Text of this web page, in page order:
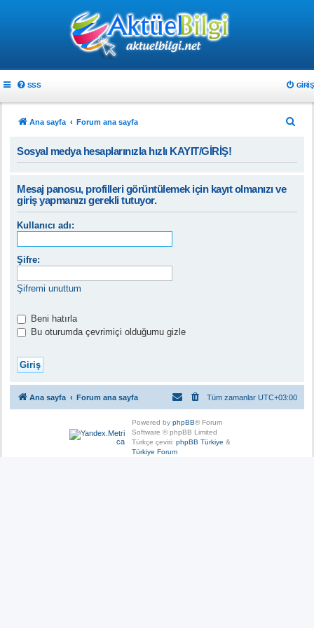
SSS GIRIŞ
Ana sayfa Forum ana sayfa
Sosyal medya hesaplarınızla hızlı KAYIT/GİRİŞ!
Mesaj panosu, profilleri görüntülemek için kayıt olmanızı ve
giriş yapmanızı gerekli tutuyor.
Kullanıcı adı:
Şifre:
Şifremi unuttum
Beni hatırla
Bu oturumda çevrimiçi olduğumu gizle
Ana sayfa Forum ana sayfa Tüm zamanlar UTC+03:00
Powered by phpBB® Forum
Software © phpBB Limited
Türkçe çeviri: phpBB Türkiye &
Türkiye Forum